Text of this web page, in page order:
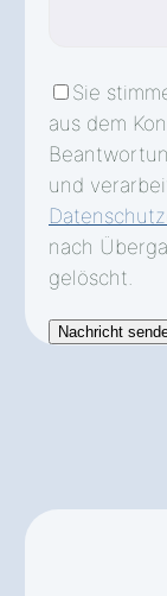
Sie
aus dem
und
nach
gelöscht.